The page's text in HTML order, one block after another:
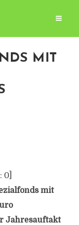
MIT
0]
mit
Jahresauftakt